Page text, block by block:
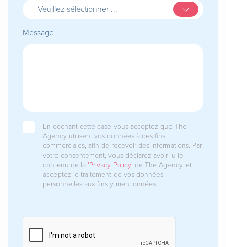
Veuillez sélectionner ...
Message
En cochant cette case vous acceptez que The
Agency utilisent vos données à des fins
commerciales, afin de recevoir des informations. Par
votre consentement, vous déclarez avoir lu le
contenu de la 'Privacy Policy' de The Agency, et
acceptez le traitement de vos données
personnelles aux fins y mentionnées.